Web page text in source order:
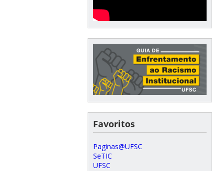
Favoritos
Paginas@UFSC
SeTIC
UFSC